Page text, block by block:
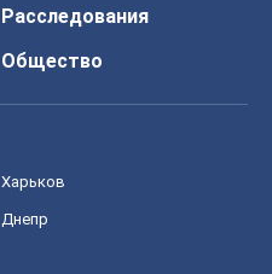
Расследования
Общество
Харьков
Днепр